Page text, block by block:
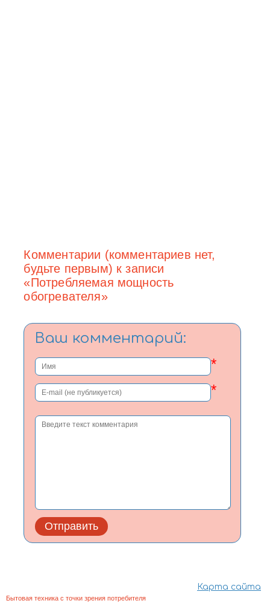
Комментарии (комментариев нет,
будьте первым) к записи
«Потребляемая мощность
обогревателя»
Ваш комментарий:
*
*
Бытовая техника с точки зрения потребителя
Карта сайта